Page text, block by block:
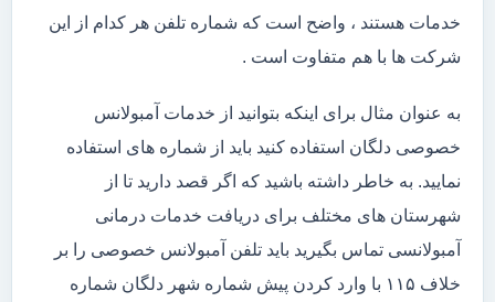
خدمات هستند ، واضح است که شماره تلفن هر کدام از این
شرکت ها با هم متفاوت است .
به عنوان مثال برای اینکه بتوانید از خدمات آمبولانس
خصوصی دلگان استفاده کنید باید از شماره های استفاده
نمایید. به خاطر داشته باشید که اگر قصد دارید تا از
شهرستان های مختلف برای دریافت خدمات درمانی
آمبولانسی تماس بگیرید باید تلفن آمبولانس خصوصی را بر
خلاف ۱۱۵ با وارد کردن پیش شماره شهر دلگان شماره